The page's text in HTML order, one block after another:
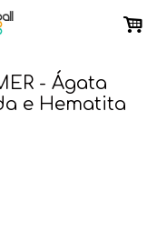
.
- Ágata
e Hematita